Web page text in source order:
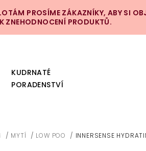
PROSÍME ZÁKAZNÍKY, ABY SI
ZNEHODNOCENÍ PRODUKTŮ.
KUDRNATÉ
PORADENSTVÍ
/ MYTÍ / LOW POO / INNERSENSE